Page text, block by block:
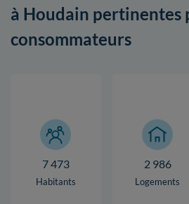
à Houdain pertinentes
consommateurs
7 473
Habitants
2 986
Logements